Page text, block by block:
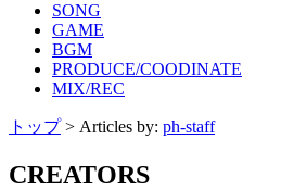
SONG
GAME
BGM
PRODUCE/COODINATE
MIX/REC
トップ> Articles by: ph-staff
CREATORS